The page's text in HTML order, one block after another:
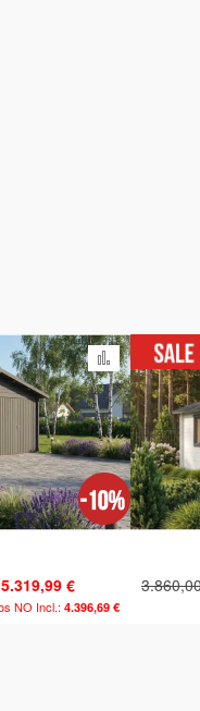
5.319,99 €
4.396,69 €
Añadir